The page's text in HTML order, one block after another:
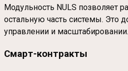
Модульность NULS позволяет
остальную часть системы. Это
управлении и масштабировании.
Смарт-контракты